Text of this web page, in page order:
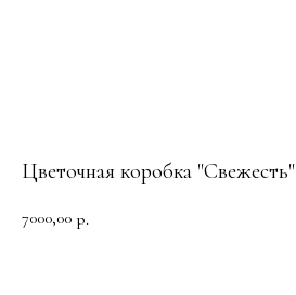
Цветочная коробка "Свежесть"
7000,00 р.